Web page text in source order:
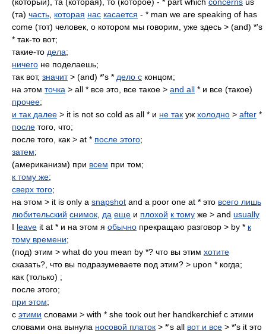
(та) часть которая нас касается - * man we are speaking of has
come (тот) человек, о котором мы говорим, уже здесь > (and) *'s
* так-то вот;
такие-то дела;
ничего не поделаешь;
так вот, значит> (and) *'s * дело с концом;
на этом точка > all * все это, все такое > and all * и все (такое)
прочее;
и так далее > it is not so cold as all * и не так уж холодно > after *
после того, что;
после того, как > at * после этого;
затем;
(американизм) при всем при том;
к тому же;
сверх того;
на этом > it is only a snapshot and a poor one at * это всего лишь
любительский снимок да еще и плохой к тому же > and usually
I leave it at * и на этом я обычно прекращаю разговор > by * к
тому времени;
(под) этим > what do you mean by *? что вы этим хотите
сказать?, что вы подразумеваете под этим? > upon * когда;
как (только) ;
после этого;
при этом;
с этими словами > with * she took out her handkerchief с этими
словами она вынула носовой платок > *'s all вот и все > *'s it это